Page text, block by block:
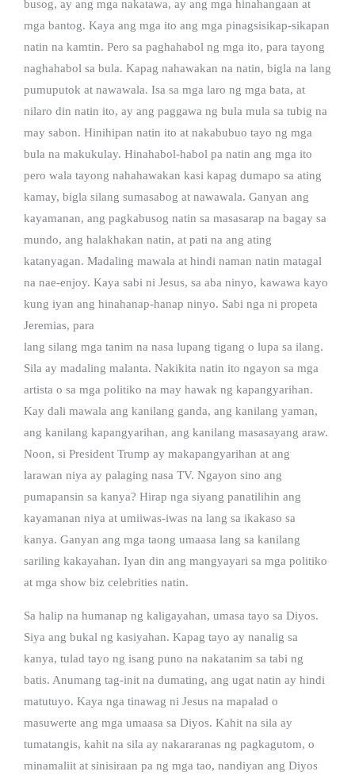
busog, ay ang mga nakatawa, ay ang mga hinahangaan at
mga bantog. Kaya ang mga ito ang mga pinagsisikap-sikapan
natin na kamtin. Pero sa paghahabol ng mga ito, para tayong
naghahabol sa bula. Kapag nahawakan na natin, bigla na lang
pumuputok at nawawala. Isa sa mga laro ng mga bata, at
nilaro din natin ito, ay ang paggawa ng bula mula sa tubig na
may sabon. Hinihipan natin ito at nakabubuo tayo ng mga
bula na makukulay. Hinahabol-habol pa natin ang mga ito
pero wala tayong nahahawakan kasi kapag dumapo sa ating
kamay, bigla silang sumasabog at nawawala. Ganyan ang
kayamanan, ang pagkabusog natin sa masasarap na bagay sa
mundo, ang halakhakan natin, at pati na ang ating
katanyagan. Madaling mawala at hindi naman natin matagal
na nae-enjoy. Kaya sabi ni Jesus, sa aba ninyo, kawawa kayo
kung iyan ang hinahanap-hanap ninyo. Sabi nga ni propeta
Jeremias, para
lang silang mga tanim na nasa lupang tigang o lupa sa ilang.
Sila ay madaling malanta. Nakikita natin ito ngayon sa mga
artista o sa mga politiko na may hawak ng kapangyarihan.
Kay dali mawala ang kanilang ganda, ang kanilang yaman,
ang kanilang kapangyarihan, ang kanilang masasayang araw.
Noon, si President Trump ay makapangyarihan at ang
larawan niya ay palaging nasa TV. Ngayon sino ang
pumapansin sa kanya? Hirap nga siyang panatilihin ang
kayamanan niya at umiiwas-iwas na lang sa ikakaso sa
kanya. Ganyan ang mga taong umaasa lang sa kanilang
sariling kakayahan. Iyan din ang mangyayari sa mga politiko
at mga show biz celebrities natin.
Sa halip na humanap ng kaligayahan, umasa tayo sa Diyos.
Siya ang bukal ng kasiyahan. Kapag tayo ay nanalig sa
kanya, tulad tayo ng isang puno na nakatanim sa tabi ng
batis. Anumang tag-init na dumating, ang ugat natin ay hindi
matutuyo. Kaya nga tinawag ni Jesus na mapalad o
masuwerte ang mga umaasa sa Diyos. Kahit na sila ay
tumatangis, kahit na sila ay nakararanas ng pagkagutom, o
minamaliit at sinisiraan pa ng mga tao, nandiyan ang Diyos